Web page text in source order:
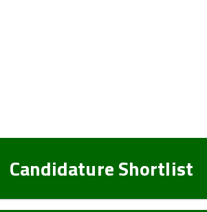
Candidature Shortlist